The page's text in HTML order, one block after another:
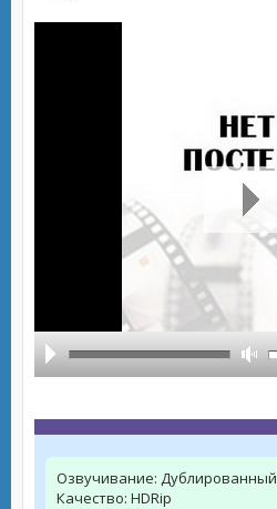
Озвучивание: Дублированный
Качество: HDRip